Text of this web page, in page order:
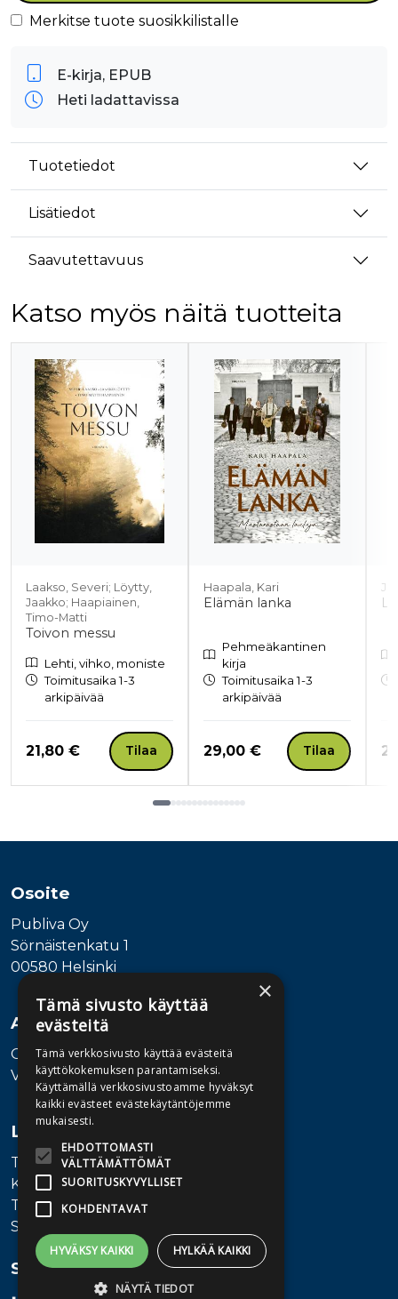
Merkitse tuote suosikkilistalle
E-kirja, EPUB
Heti ladattavissa
Tuotetiedot
Lisätiedot
Saavutettavuus
Katso myös näitä tuotteita
Tuoteluettelon alku
Laakso, Severi; Löytty,
Jaakko; Haapiainen,
Timo-Matti
Toivon messu
Lehti, vihko, moniste
Toimitusaika 1-3
arkipäivää
Hinta nyt
21,80 € Tilaa
Haapala, Kari
Elämän lanka
Pehmeäkantinen
kirja
Toimitusaika 1-3
arkipäivää
Hinta nyt
29,00 € Tilaa
Osoite
Publiva Oy
Sörnäistenkatu 1
00580 Helsinki
Asiakaspalvelu
Ota yhteyttä
Vaihde: 010 345100
Lisätietoa
Toimitusehdot
Käyttöohjeet
Tietosuojaseloste
Saavutettavuusseloste
Seuraa meitä
×
Tämä sivusto käyttää
evästeitä
Tämä verkkosivusto käyttää evästeitä
käyttökokemuksen parantamiseksi.
Käyttämällä verkkosivustoamme hyväksyt
kaikki evästeet evästekäytäntöjemme
mukaisesti.
EHDOTTOMASTI
VÄLTTÄMÄTTÖMÄT
SUORITUSKYVYLLISET
KOHDENTAVAT
HYVÄKSY KAIKKI HYLKÄÄ KAIKKI
NÄYTÄ TIEDOT